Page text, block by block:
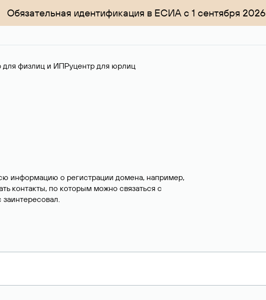
Обязательная идентификация в ЕСИА с 1 сентября 2026
для физлиц и ИПРуцентр для юрлиц
информацию о регистрации домена, например,
контакты, по которым можно связаться с